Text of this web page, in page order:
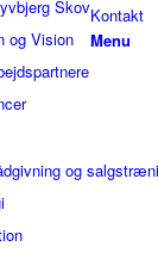
Skov
og Vision
og
Kontakt
Menu